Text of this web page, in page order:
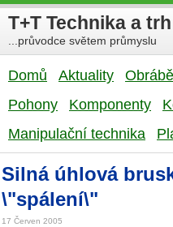
T+T Technika a trh
...průvodce světem průmyslu
Domů Aktuality
Pohony
Komponenty
Manipulační technika
Silná úhlová
\"spálení\"
17 Červen 2005